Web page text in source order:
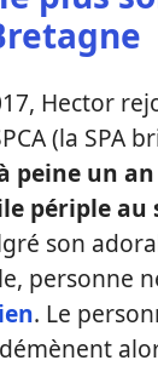
Hector
(la SPA
peine un
périple au
son
personne
. Le